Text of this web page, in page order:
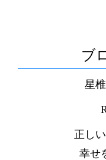
ブ
星
正し
幸せ